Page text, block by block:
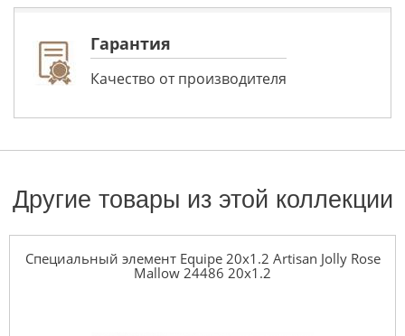
Гарантия
Качество от производителя
Другие товары из этой коллекции
Специальный элемент Equipe 20x1.2 Artisan Jolly Rose
Mallow 24486 20x1.2